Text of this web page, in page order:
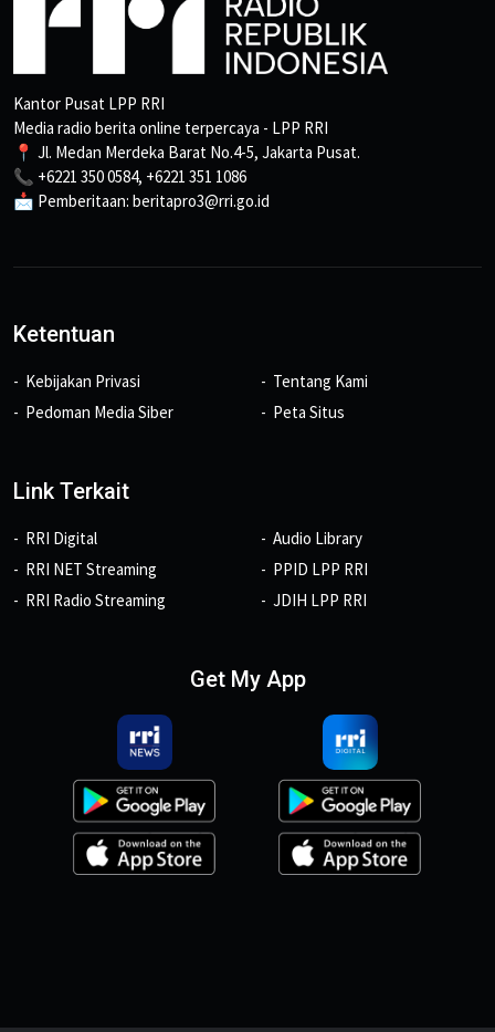
Kantor Pusat LPP RRI
Media radio berita online terpercaya - LPP RRI
📍 Jl. Medan Merdeka Barat No.4-5, Jakarta Pusat.
📞 +6221 350 0584, +6221 351 1086
📩 Pemberitaan: beritapro3@rri.go.id
Ketentuan
Kebijakan Privasi
Pedoman Media Siber
Tentang Kami
Peta Situs
Link Terkait
RRI Digital
RRI NET Streaming
RRI Radio Streaming
Audio Library
PPID LPP RRI
JDIH LPP RRI
Get My App